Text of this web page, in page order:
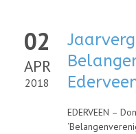
02
APR
2018
EDERVEEN –